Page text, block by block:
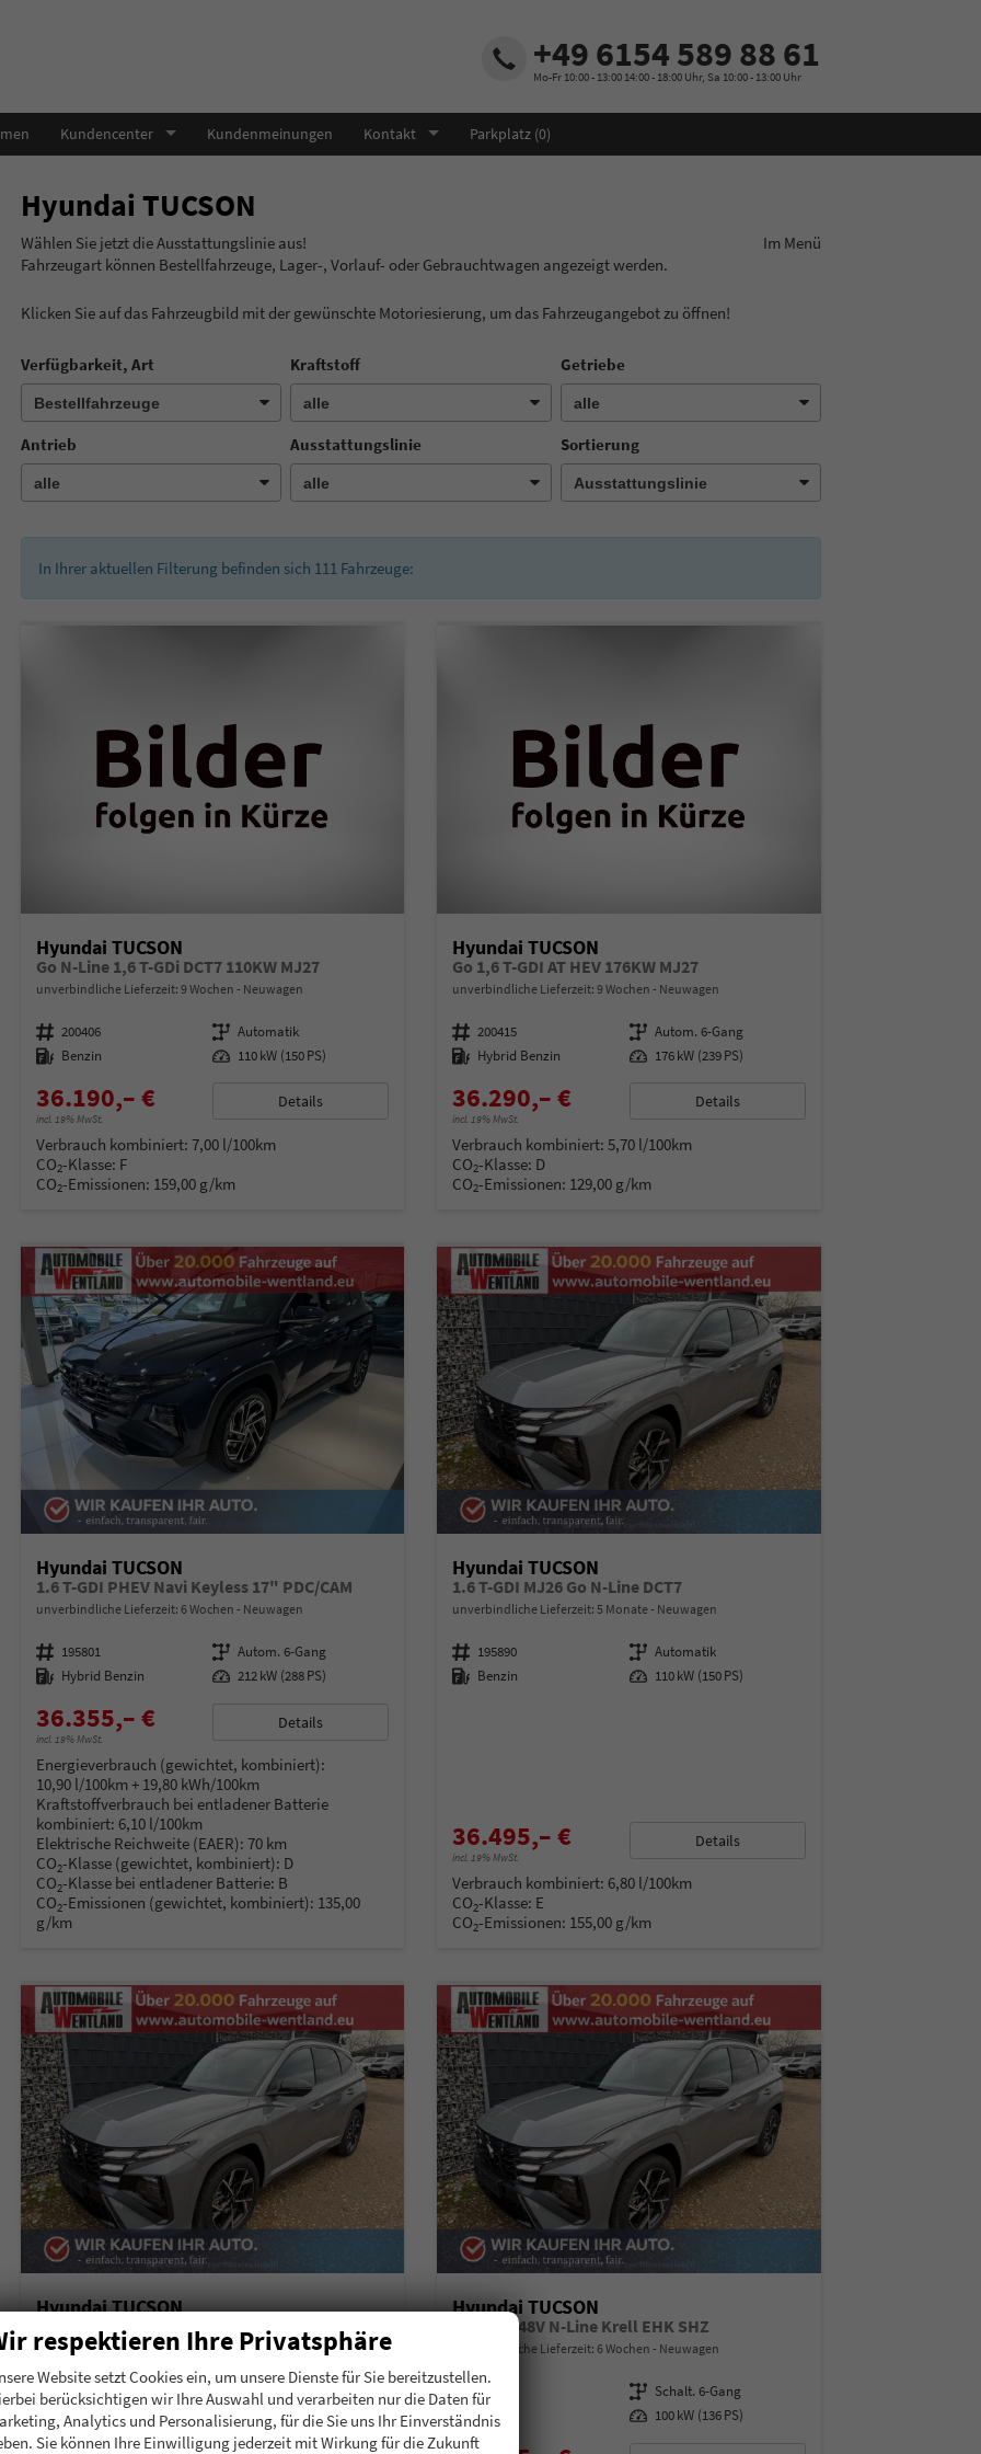
+49 6154 589 88 61
Mo-Fr 10:00 - 13:00 14:00 - 18:00 Uhr, Sa 10:00 - 13:00 Uhr
Kundencenter Kundenmeinungen Kontakt Parkplatz (0)
Hyundai TUCSON
Wählen Sie jetzt die Ausstattungslinie aus! Im Menü
Fahrzeugart können Bestellfahrzeuge, Lager-, Vorlauf- oder Gebrauchtwagen angezeigt werden.
Klicken Sie auf das Fahrzeugbild mit der gewünschte Motoriesierung, um das Fahrzeugangebot zu öffnen!
Verfügbarkeit, Art Kraftstoff Getriebe
Antrieb Ausstattungslinie Sortierung
In Ihrer aktuellen Filterung befinden sich 111 Fahrzeuge:
Hyundai TUCSON
Go N-Line 1,6 T-GDi DCT7 110KW MJ27
unverbindliche Lieferzeit: 9 Wochen Neuwagen
Fahrzeugnummer 200406 Getriebe Automatik
Kraftstoff Benzin Leistung 110 kW (150 PS)
36.190,– €
incl. 19% MwSt.
Details
Verbrauch kombiniert: 7,00 l/100km
CO2-Klasse: F
CO2-Emissionen: 159,00 g/km
Hyundai TUCSON
Go 1,6 T-GDI AT HEV 176KW MJ27
unverbindliche Lieferzeit:9 Wochen Neuwagen
Fahrzeugnummer 200415 Getriebe Autom. 6-Gang
Kraftstoff Hybrid Benzin Leistung 176 kW (239 PS)
36.290,– €
incl. 19% MwSt.
Details
Verbrauch kombiniert:5,70 l/100km
CO2-Klasse: D
CO2-Emissionen: 129,00 g/km
Hyundai TUCSON
1.6 T-GDI PHEV Navi Keyless 17" PDC/CAM
unverbindliche Lieferzeit: 6 Wochen Neuwagen
Fahrzeugnummer 195801 Getriebe Autom. 6-Gang
Kraftstoff Hybrid Benzin Leistung 212 kW (288 PS)
36.355,– €
incl. 19% MwSt.
Details
Energieverbrauch (gewichtet, kombiniert):
10,90 l/100km + 19,80 kWh/100km
Kraftstoffverbrauch bei entladener Batterie
kombiniert: 6,10 l/100km
Elektrische Reichweite (EAER): 70 km
CO2-Klasse (gewichtet, kombiniert): D
CO2-Klasse bei entladener Batterie: B
CO2-Emissionen (gewichtet, kombiniert): 135,00
g/km
Hyundai TUCSON
1.6 T-GDI MJ26 Go N-Line DCT7
unverbindliche Lieferzeit:5 Monate Neuwagen
Fahrzeugnummer 195890 Getriebe Automatik
Kraftstoff Benzin Leistung 110 kW (150 PS)
36.495,– €
incl. 19% MwSt.
Details
Verbrauch kombiniert: 6,80 l/100km
CO2-Klasse: E
CO2-Emissionen: 155,00 g/km
Hyundai TUCSON
1.6 T 48V DCT N-Line Assist - Sitz Pack UWB
unverbindliche Lieferzeit: 6 Wochen Neuwagen
Fahrzeugnummer 207660
Automatik
Kraftstoff Benzin Leistung 118 kW (160 PS)
Hyundai TUCSON
1.6 CRDi 48V N-Line Krell EHK SHZ
unverbindliche Lieferzeit:6 Wochen Neuwagen
207668 Getriebe Schalt. 6-Gang
KraftstoffDiesel Leistung 100 kW (136 PS)
respektieren Ihre Privatsphäre
Website setzt Cookies ein, um unsere Dienste für Sie bereitzustellen.
berücksichtigen wir Ihre Auswahl und verarbeiten nur die Daten für
Analytics und Personalisierung, für die Sie uns Ihr Einverständnis
Sie können Ihre Einwilligung jederzeit mit Wirkung für die Zukunft